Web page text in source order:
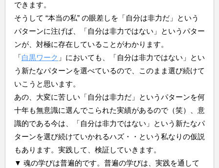
できます。
そうして “本当の私” の眼差しを「自分は非力だ」という
パターンに注げば、「自分は非力ではない」というパター
ンが、対極に存在していることがわかります。
「白黒ワーク 」においても、「自分は非力ではない」とい
う新たなパターンを選べているので、このまま選び続けて
いこうと思います。
あの、大変に苦しい「自分は非力だ」というパターンを何
十年も無意識に選んでこられた実績があるので（笑）、意
識的である今は、「自分は非力ではない」という新たなパ
ターンを選び続けていかれるハズ・・という私なりの仮説
もあります。実践して、検証していきます。
▼ 魂の学びは普遍的です。普遍の学びは、実践を通して